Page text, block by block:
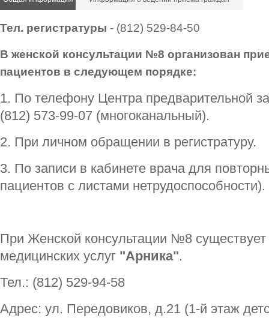
Тел. регистратуры - (812) 529-84-50
В женской консультации №8 организован
пациентов в следующем порядке:
1. По телефону Центра предварительной
(812) 573-99-07 (многоканальный).
2. При личном обращении в регистратуру.
3. По записи в кабинете врача для
пациентов с листами нетрудоспособности).
При Женской консультации №8
медицинских услуг "Арника".
Тел.: (812) 529-94-58
Адрес: ул. Передовиков, д.21 (1-й этаж